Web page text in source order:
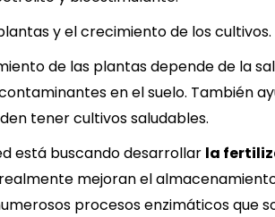
y el crecimiento de los cultivos.
de las plantas depende de la
en el suelo. También
tener cultivos saludables.
está buscando desarrollar la
mejoran el
procesos enzimáticos que